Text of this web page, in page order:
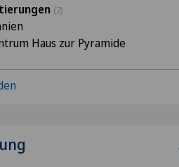
(2)
Haus zur Pyramide